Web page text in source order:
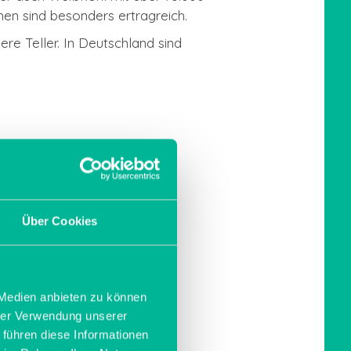
Über Cookies
anbieten zu können
Verwendung unserer
diese Informationen
sind besonders ertragreich.
Teller. In Deutschland sind